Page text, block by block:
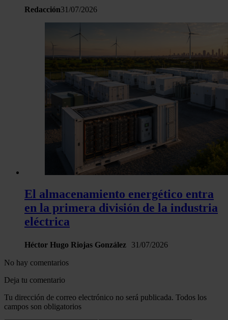
Redacción31/07/2026
El almacenamiento energético entra
en la primera división de la industria
eléctrica
Héctor Hugo Riojas González 31/07/2026
No hay comentarios
Deja tu comentario
Tu dirección de correo electrónico no será publicada. Todos los
campos son obligatorios